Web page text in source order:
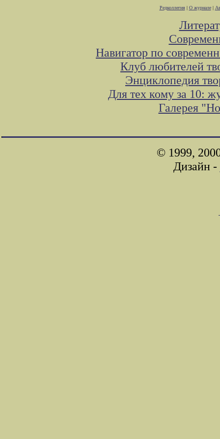
Редколлегия| О журнале|
Навигатор по
Клуб любителей
Энциклопедия
Для тех кому за 10:
Галерея
© 1999,
Дизайн -